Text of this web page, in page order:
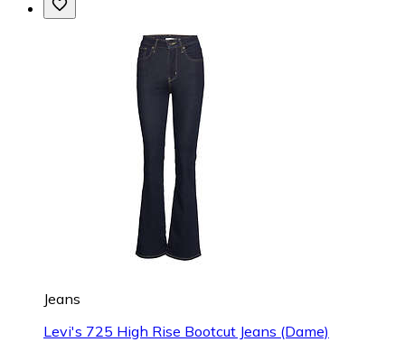
Jeans
Levi's 725 High Rise Bootcut Jeans (Dame)